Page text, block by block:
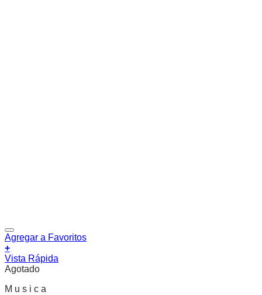
Agregar a Favoritos
+
Vista Rápida
Agotado
M u s i c a